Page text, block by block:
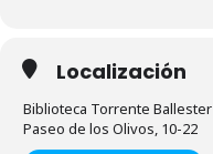
Localización
Biblioteca Torrente Ballester
Paseo de los Olivos, 10-22